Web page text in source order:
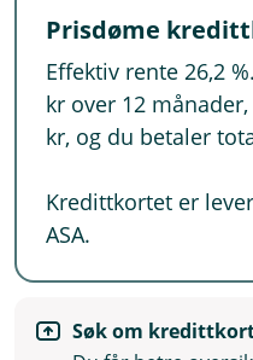
Prisdøme
Effektiv rente 26,2
kr over 12
kr, og du betaler
Kredittkortet er
ASA.
Søk om